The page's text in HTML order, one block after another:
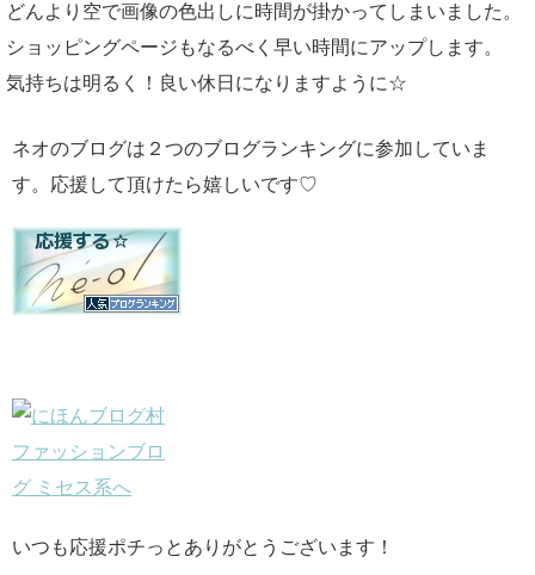
どんより空で画像の色出しに時間が掛かってしまいました。
ショッピングページもなるべく早い時間にアップします。
気持ちは明るく！良い休日になりますように☆
ネオのブログは２つのブログランキングに参加していま
す。応援して頂けたら嬉しいです♡
いつも応援ポチっとありがとうございます！